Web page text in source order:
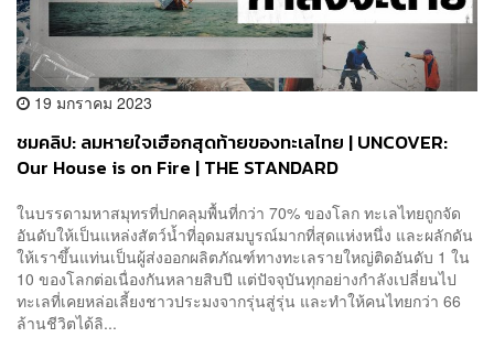
19 มกราคม 2023
ชมคลิป: ลมหายใจเฮือกสุดท้ายของทะเลไทย | UNCOVER:
Our House is on Fire | THE STANDARD
ในบรรดามหาสมุทรที่ปกคลุมพื้นที่กว่า 70% ของโลก ทะเลไทยถูกจัด
อันดับให้เป็นแหล่งสัตว์น้ำที่อุดมสมบูรณ์มากที่สุดแห่งหนึ่ง และผลักดัน
ให้เราขึ้นแท่นเป็นผู้ส่งออกผลิตภัณฑ์ทางทะเลรายใหญ่ติดอันดับ 1 ใน
10 ของโลกต่อเนื่องกันหลายสิบปี แต่ปัจจุบันทุกอย่างกำลังเปลี่ยนไป
ทะเลที่เคยหล่อเลี้ยงชาวประมงจากรุ่นสู่รุ่น และทำให้คนไทยกว่า 66
ล้านชีวิตได้ลิ...